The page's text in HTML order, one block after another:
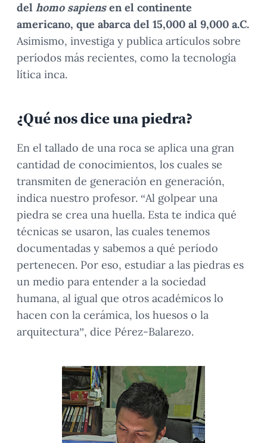
del homo sapiensen el continente
americano, que abarca del 15,000 al 9,000 a.C.
Asimismo, investiga y publica artículos sobre
períodos más recientes, como la tecnología
lítica inca.
¿Qué nos dice una piedra?
En el tallado de una roca se aplica una gran
cantidad de conocimientos, los cuales se
transmiten de generación en generación,
indica nuestro profesor. “Al golpear una
piedra se crea una huella. Esta te indica qué
técnicas se usaron, las cuales tenemos
documentadas y sabemos a qué período
pertenecen. Por eso, estudiar a las piedras es
un medio para entender a la sociedad
humana, al igual que otros académicos lo
hacen con la cerámica, los huesos o la
arquitectura”, dice Pérez-Balarezo.